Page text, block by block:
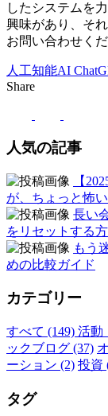
したシステムを
興味があり、そ
お問い合わせくだ
人工知能AI
Share
人気の記事
【
が、ちょっと怖い
長い
をリセットする
もう
めの比較ガイド
カテゴリー
すべて (149) 活動
ックブログ (37)
ーション (2) 投資
タグ